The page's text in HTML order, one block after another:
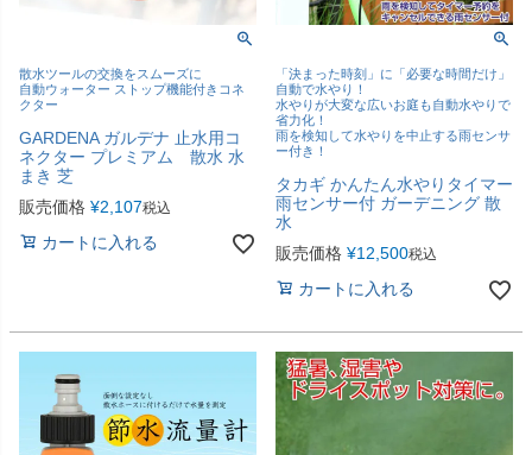
散水ツールの交換をスムーズに
自動ウォーター ストップ機能付きコネ
クター
GARDENA ガルデナ 止水用コ
ネクター プレミアム 散水 水
まき 芝
販売価格 ¥2,107税込
カートに入れる
「決まった時刻」に「必要な時間だけ」
自動で水やり！
水やりが大変な広いお庭も自動水やりで
省力化！
雨を検知して水やりを中止する雨センサ
ー付き！
タカギ かんたん水やりタイマー
雨センサー付 ガーデニング 散
水
販売価格 ¥12,500税込
カートに入れる